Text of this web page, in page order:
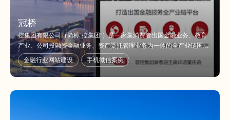
冠桥
控集团有限公司（简称“控集团”）是一家集消费者出国金融业务、教育
产业、公司投融资金融业务、资产受托管理业务为一体的全产业链国际
化金融服务平台，总部位于香港中环，于香港主板上市（股票代码：
1269.HK）。
金融行业网站建设 手机微信案例